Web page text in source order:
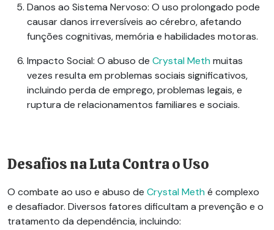
Danos ao Sistema Nervoso: O uso prolongado pode
causar danos irreversíveis ao cérebro, afetando
funções cognitivas, memória e habilidades motoras.
Impacto Social: O abuso de Crystal Methmuitas
vezes resulta em problemas sociais significativos,
incluindo perda de emprego, problemas legais, e
ruptura de relacionamentos familiares e sociais.
Desafios na Luta Contra o Uso
O combate ao uso e abuso de Crystal Methé complexo
e desafiador. Diversos fatores dificultam a prevenção e o
tratamento da dependência, incluindo: